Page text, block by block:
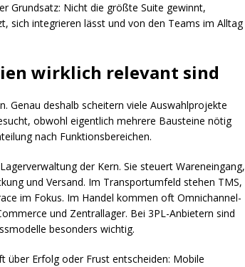
Grundsatz: Nicht die größte Suite gewinnt,
sich integrieren lässt und von den Teams im Alltag
wirklich relevant sind
Genau deshalb scheitern viele Auswahlprojekte
obwohl eigentlich mehrere Bausteine nötig
nach Funktionsbereichen.
der Kern. Sie steuert Wareneingang,
und Versand. Im Transportumfeld stehen TMS,
im Fokus. Im Handel kommen oft Omnichannel-
und Zentrallager. Bei 3PL-Anbietern sind
besonders wichtig.
Erfolg oder Frust entscheiden: Mobile